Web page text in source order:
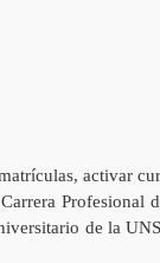
activar
Profesional
de la